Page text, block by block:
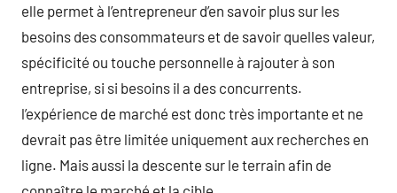
elle permet à l’entrepreneur d’en savoir plus sur les
besoins des consommateurs et de savoir quelles valeur,
spécificité ou touche personnelle à rajouter à son
entreprise, si si besoins il a des concurrents.
l’expérience de marché est donc très importante et ne
devrait pas être limitée uniquement aux recherches en
ligne. Mais aussi la descente sur le terrain afin de